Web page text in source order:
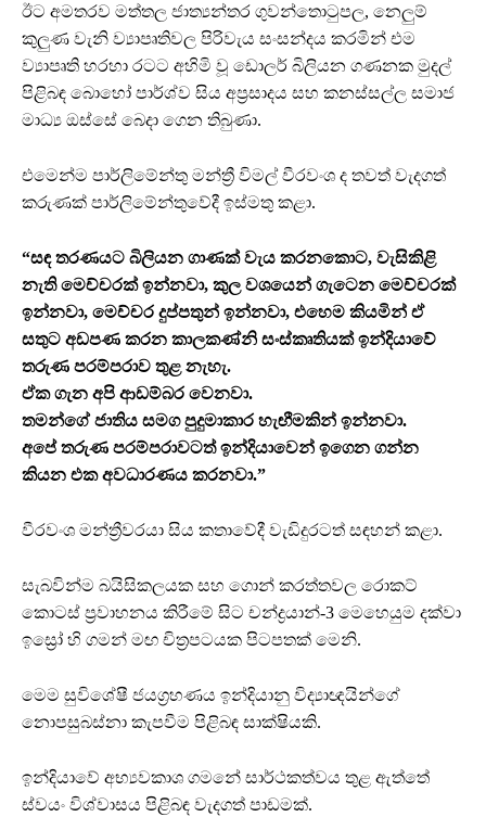
ඊට අමතරව මත්තල ජාත්‍යන්තර ගුවන්තොටුපල, නෙලුම්
කුලුණ වැනි ව්‍යාපෘතිවල පිරිවැය සංසන්දය කරමින් එම
ව්‍යාපෘති හරහා රටට අහිමි වූ ඩොලර් බිලියන ගණනක මුදල්
පිළිබඳ බොහෝ පාර්ශ්ව සිය අප්‍රසාදය සහ කනස්සල්ල සමාජ
මාධ්‍ය ඔස්සේ බෙදා ගෙන තිබුණා.
එමෙන්ම පාර්ලිමේන්තු මන්ත්‍රී විමල් වීරවංශ ද තවත් වැදගත්
කරුණක් පාර්ලිමේන්තුවේදී ඉස්මතු කළා.
“සඳ තරණයට බිලියන ගාණක් වැය කරනකොට, වැසිකිළි
නැති මෙච්චරක් ඉන්නවා, කුල වශයෙන් ගැටෙන මෙච්චරක්
ඉන්නවා, මෙච්චර දුප්පතුන් ඉන්නවා, එහෙම කියමින් ඒ
සතුට අඩපණ කරන කාලකණ්නි සංස්කෘතියක් ඉන්දියාවේ
තරුණ පරම්පරාව තුළ නැහැ.
ඒක ගැන අපි ආඩම්බර වෙනවා.
තමන්ගේ ජාතිය සමග පුදුමාකාර හැඟීමකින් ඉන්නවා.
අපේ තරුණ පරම්පරාවටත් ඉන්දියාවෙන් ඉගෙන ගන්න
කියන එක අවධාරණය කරනවා.”
වීරවංශ මන්ත්‍රීවරයා සිය කතාවේදී වැඩිදුරටත් සඳහන් කළා.
සැබවින්ම බයිසිකලයක සහ ගොන් කරත්තවල රොකට්
කොටස් ප්‍රවාහනය කිරීමේ සිට චන්ද්‍රයාන්-3 මෙහෙයුම දක්වා
ඉස්‍රෝ හි ගමන් මඟ චිත්‍රපටයක පිටපතක් මෙනි.
මෙම සුවිශේෂී ජයග්‍රහණය ඉන්දියානු විද්‍යාඥයින්ගේ
නොපසුබස්නා කැපවීම පිළිබඳ සාක්ෂියකි.
ඉන්දියාවේ අභ්‍යවකාශ ගමනේ සාර්ථකත්වය තුළ ඇත්තේ
ස්වයං විශ්වාසය පිළිබඳ වැදගත් පාඩමක්.